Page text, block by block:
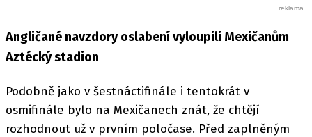
Angličané navzdory oslabení vyloupili Mexičanům
Aztécký stadion
Podobně jako v šestnáctifinále i tentokrát v
osmifinále bylo na Mexičanech znát, že chtějí
rozhodnout už v prvním poločase. Před zaplněným